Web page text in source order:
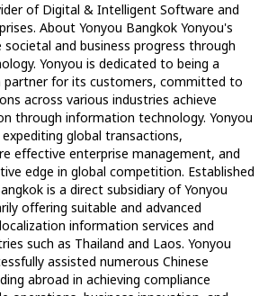
of Digital & Intelligent Software and
About Yonyou Bangkok Yonyou's
and business progress through
Yonyou is dedicated to being a
for its customers, committed to
across various industries achieve
through information technology. Yonyou
global transactions,
effective enterprise management, and
edge in global competition. Established
is a direct subsidiary of Yonyou
offering suitable and advanced
information services and
such as Thailand and Laos. Yonyou
assisted numerous Chinese
abroad in achieving compliance